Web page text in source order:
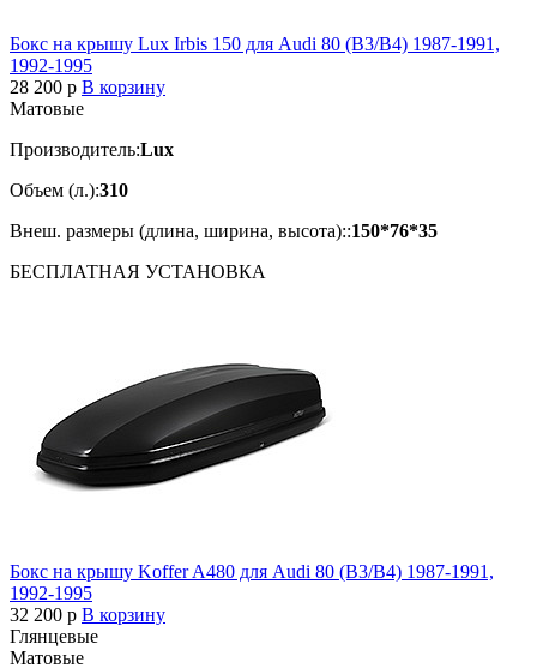
Бокс на крышу Lux Irbis 150 для Audi 80 (B3/B4) 1987-1991,
1992-1995
28 200 p В корзину
Матовые
Производитель:Lux
Объем (л.):310
Внеш. размеры (длина, ширина, высота)::150*76*35
БЕСПЛАТНАЯ УСТАНОВКА
Бокс на крышу Koffer A480 для Audi 80 (B3/B4) 1987-1991,
1992-1995
32 200 p В корзину
Глянцевые
Матовые